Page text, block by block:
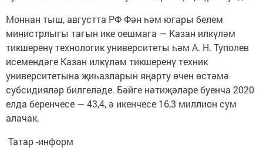
Моннан тыш, августта РФ Фән һәм югары белем
министрлыгы тагын ике оешмага — Казан илкүләм
тикшеренү технологик университеты һәм А. Н. Туполев
исемендәге Казан илкүләм тикшеренү техник
университетына җиһазларын яңарту өчен өстәмә
субсидияләр билгеләде. Бәйге нәтиҗәләре буенча 2020
елда беренчесе — 43,4, ә икенчесе 16,3 миллион сум
алачак.
Татар -информ